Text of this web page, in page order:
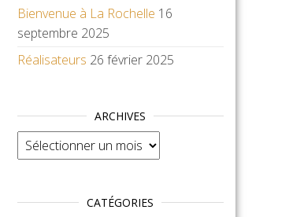
Bienvenue à La Rochelle 16
septembre 2025
Réalisateurs 26 février 2025
ARCHIVES
Archives
CATÉGORIES